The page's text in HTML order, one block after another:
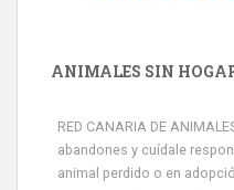
ANIMALES SIN
RED CANARIA DE
abandones y cuídale
animal perdido o en